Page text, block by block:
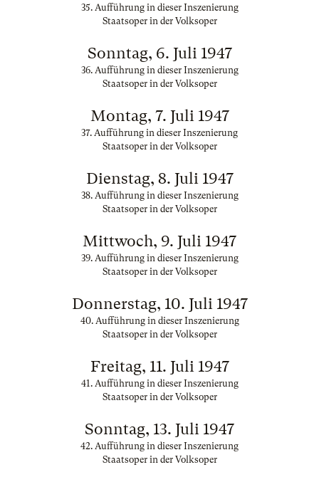
35. Aufführung in dieser Inszenierung
Staatsoper in der Volksoper
Sonntag, 6. Juli 1947
36. Aufführung in dieser Inszenierung
Staatsoper in der Volksoper
Montag, 7. Juli 1947
37. Aufführung in dieser Inszenierung
Staatsoper in der Volksoper
Dienstag, 8. Juli 1947
38. Aufführung in dieser Inszenierung
Staatsoper in der Volksoper
Mittwoch, 9. Juli 1947
39. Aufführung in dieser Inszenierung
Staatsoper in der Volksoper
Donnerstag, 10. Juli 1947
40. Aufführung in dieser Inszenierung
Staatsoper in der Volksoper
Freitag, 11. Juli 1947
41. Aufführung in dieser Inszenierung
Staatsoper in der Volksoper
Sonntag, 13. Juli 1947
42. Aufführung in dieser Inszenierung
Staatsoper in der Volksoper